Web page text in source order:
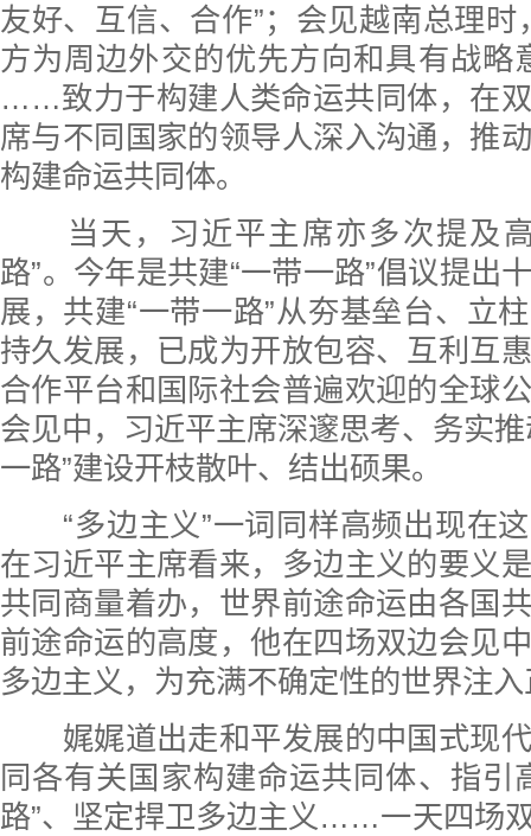
友好、互信、合作”；会见越南总理时
方为周边外交的优先方向和具有战略
……致力于构建人类命运共同体，在
席与不同国家的领导人深入沟通，推
构建命运共同体。
当天，习近平主席亦多次提及高
路”。今年是共建“一带一路”倡议提出
展，共建“一带一路”从夯基垒台、立
持久发展，已成为开放包容、互利互
合作平台和国际社会普遍欢迎的全球
会见中，习近平主席深邃思考、务实
一路”建设开枝散叶、结出硕果。
“多边主义”一词同样高频出现在这
在习近平主席看来，多边主义的要义
共同商量着办，世界前途命运由各国
前途命运的高度，他在四场双边会见
多边主义，为充满不确定性的世界注
娓娓道出走和平发展的中国式现代
同各有关国家构建命运共同体、指引
路”、坚定捍卫多边主义……一天四场